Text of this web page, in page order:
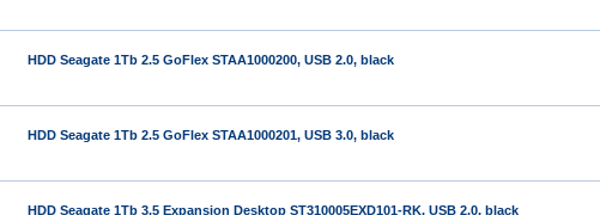
HDD Seagate 1Tb 2.5 GoFlex STAA1000200, USB 2.0, black
HDD Seagate 1Tb 2.5 GoFlex STAA1000201, USB 3.0, black
HDD Seagate 1Tb 3.5 Expansion Desktop ST310005EXD101-RK, USB 2.0, black